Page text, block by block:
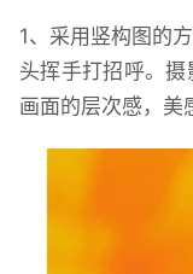
1、采用竖构图的
头挥手打招呼。摄
画面的层次感，美